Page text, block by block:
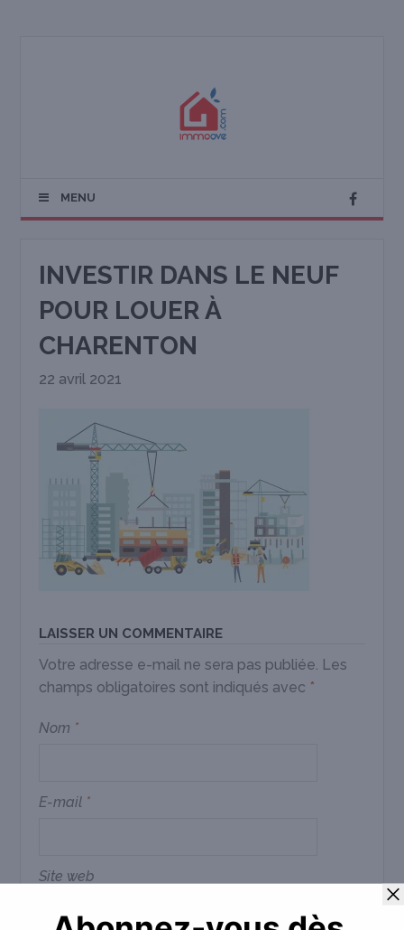
MENU
INVESTIR DANS LE NEUF
POUR LOUER À
CHARENTON
22 avril 2021
LAISSER UN COMMENTAIRE
Votre adresse e-mail ne sera pas publiée. Les
champs obligatoires sont indiqués avec *
Nom *
E-mail *
Site web